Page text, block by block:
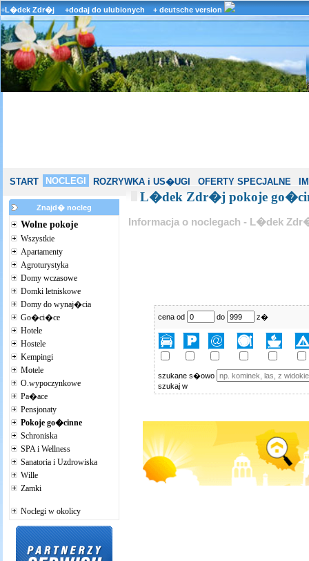
+L�dek Zdr�j +dodaj do ulubionych + deutsche version
START NOCLEGI ROZRYWKA i US�UGI OFERTY SPECJALNE
Znajd� nocleg
Wolne pokoje
Wszystkie
Apartamenty
Agroturystyka
Domy wczasowe
Domki letniskowe
Domy do wynaj�cia
Go�ci�ce
Hotele
Hostele
Kempingi
Motele
O.wypoczynkowe
Pa�ace
Pensjonaty
Pokoje go�cinne
Schroniska
SPA i Wellness
Sanatoria i Uzdrowiska
Wille
Zamki
Noclegi w okolicy
L�dek Zdr�j pokoje
Informacja o noclegach - L�dek
cena od do z�
szukane s�owo
szukaj w